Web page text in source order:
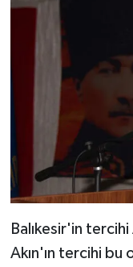
Balıkesir'in
Akın'ın tercihi bu